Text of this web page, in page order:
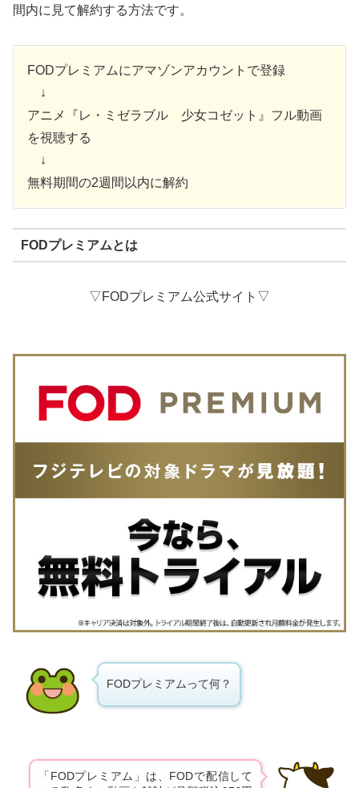
間内に見て解約する方法です。
FODプレミアムにアマゾンアカウントで登録
↓
アニメ『レ・ミゼラブル 少女コゼット』フル動画
を視聴する
↓
無料期間の2週間以内に解約
FODプレミアムとは
▽FODプレミアム公式サイト▽
FODプレミアムって何？
「FODプレミアム」は、FODで配信して